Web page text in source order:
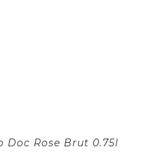
Doc Rose Brut 0.75l